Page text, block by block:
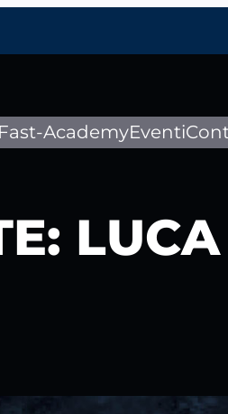
Fast-AcademyEventi